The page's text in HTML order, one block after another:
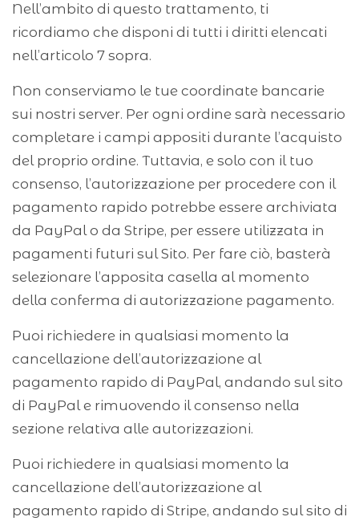
Nell’ambito di questo trattamento, ti
ricordiamo che disponi di tutti i diritti elencati
nell’articolo 7 sopra.
Non conserviamo le tue coordinate bancarie
sui nostri server. Per ogni ordine sarà necessario
completare i campi appositi durante l’acquisto
del proprio ordine. Tuttavia, e solo con il tuo
consenso, l’autorizzazione per procedere con il
pagamento rapido potrebbe essere archiviata
da PayPal o da Stripe, per essere utilizzata in
pagamenti futuri sul Sito. Per fare ciò, basterà
selezionare l’apposita casella al momento
della conferma di autorizzazione pagamento.
Puoi richiedere in qualsiasi momento la
cancellazione dell’autorizzazione al
pagamento rapido di PayPal, andando sul sito
di PayPal e rimuovendo il consenso nella
sezione relativa alle autorizzazioni.
Puoi richiedere in qualsiasi momento la
cancellazione dell’autorizzazione al
pagamento rapido di Stripe, andando sul sito di